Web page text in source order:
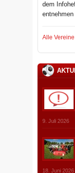
dem
Alle Vereine
9. Juli 2026
18. Juni 2026